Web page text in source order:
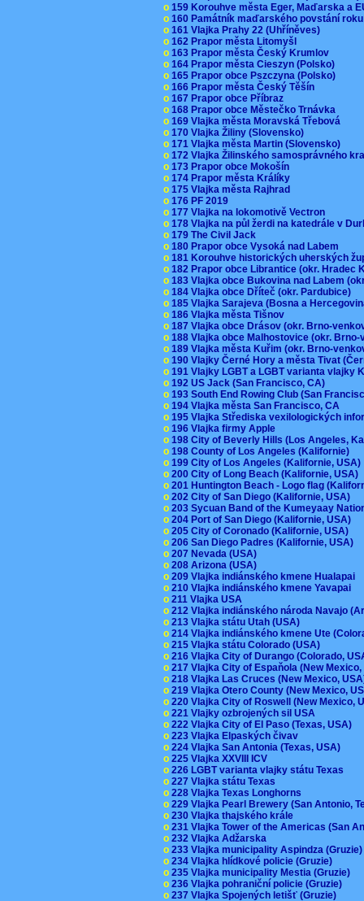
o 159 Korouhve města Eger, Maďarska a
o 160 Památník maďarského povstání
o 161 Vlajka Prahy 22 (Uhříněves)
o 162 Prapor města Litomyšl
o 163 Prapor města Český Krumlov
o 164 Prapor města Cieszyn (Polsko)
o 165 Prapor obce Pszczyna (Polsko)
o 166 Prapor města Český Těšín
o 167 Prapor obce Příbraz
o 168 Prapor obce Městečko Trnávka
o 169 Vlajka města Moravská Třebová
o 170 Vlajka Žiliny (Slovensko)
o 171 Vlajka města Martin (Slovensko)
o 172 Vlajka Žilinského samosprávného
o 173 Prapor obce Mokošín
o 174 Prapor města Králíky
o 175 Vlajka města Rajhrad
o 176 PF 2019
o 177 Vlajka na lokomotivě Vectron
o 178 Vlajka na půl žerdi na katedrále v
o 179 The Civil Jack
o 180 Prapor obce Vysoká nad Labem
o 181 Korouhve historických uherských
o 182 Prapor obce Librantice (okr. Hradec
o 183 Vlajka obce Bukovina nad Labem
o 184 Vlajka obce Dříteč (okr. Pardubice)
o 185 Vlajka Sarajeva (Bosna a
o 186 Vlajka města Tišnov
o 187 Vlajka obce Drásov (okr. Brno-
o 188 Vlajka obce Malhostovice (okr.
o 189 Vlajka města Kuřim (okr. Brno-
o 190 Vlajky Černé Hory a města Tivat
o 191 Vlajky LGBT a LGBT varianta vlajky
o 192 US Jack (San Francisco, CA)
o 193 South End Rowing Club (San
o 194 Vlajka města San Francisco, CA
o 195 Vlajka Střediska vexilologických
o 196 Vlajka firmy Apple
o 198 City of Beverly Hills (Los Angeles,
o 198 County of Los Angeles (Kalifornie)
o 199 City of Los Angeles (Kalifornie,
o 200 City of Long Beach (Kalifornie, USA)
o 201 Huntington Beach - Logo flag
o 202 City of San Diego (Kalifornie, USA)
o 203 Sycuan Band of the Kumeyaay
o 204 Port of San Diego (Kalifornie, USA)
o 205 City of Coronado (Kalifornie, USA)
o 206 San Diego Padres (Kalifornie, USA)
o 207 Nevada (USA)
o 208 Arizona (USA)
o 209 Vlajka indiánského kmene Hualapai
o 210 Vlajka indiánského kmene Yavapai
o 211 Vlajka USA
o 212 Vlajka indiánského národa Navajo
o 213 Vlajka státu Utah (USA)
o 214 Vlajka indiánského kmene Ute
o 215 Vlajka státu Colorado (USA)
o 216 Vlajka City of Durango (Colorado,
o 217 Vlajka City of Espaňola (New
o 218 Vlajka Las Cruces (New Mexico,
o 219 Vlajka Otero County (New Mexico,
o 220 Vlajka City of Roswell (New Mexico,
o 221 Vlajky ozbrojených sil USA
o 222 Vlajka City of El Paso (Texas, USA)
o 223 Vlajka Elpaských čivav
o 224 Vlajka San Antonia (Texas, USA)
o 225 Vlajka XXVIII ICV
o 226 LGBT varianta vlajky státu Texas
o 227 Vlajka státu Texas
o 228 Vlajka Texas Longhorns
o 229 Vlajka Pearl Brewery (San Antonio,
o 230 Vlajka thajského krále
o 231 Vlajka Tower of the Americas (San
o 232 Vlajka Adžarska
o 233 Vlajka municipality Aspindza
o 234 Vlajka hlídkové policie (Gruzie)
o 235 Vlajka municipality Mestia (Gruzie)
o 236 Vlajka pohraniční policie (Gruzie)
o 237 Vlajka Spojených letišť (Gruzie)